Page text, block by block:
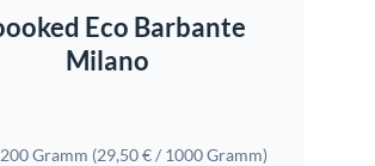
Eco Barbante
Milano
200 Gramm (29,50 € / 1000 Gramm)